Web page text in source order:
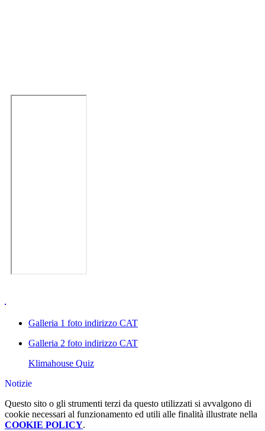
Galleria 1 foto indirizzo CAT
Galleria 2 foto indirizzo CAT
Klimahouse Quiz
Notizie
Questo sito o gli strumenti terzi da questo utilizzati si avvalgono di
cookie necessari al funzionamento ed utili alle finalità illustrate nella
COOKIE POLICY.